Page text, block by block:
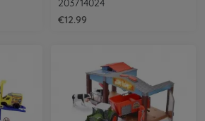
203714024
€12.99